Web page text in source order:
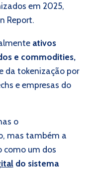
em 2025,
Report.
ativos
e commodities,
da tokenização por
e empresas do
o
mas também a
como um dos
do sistema